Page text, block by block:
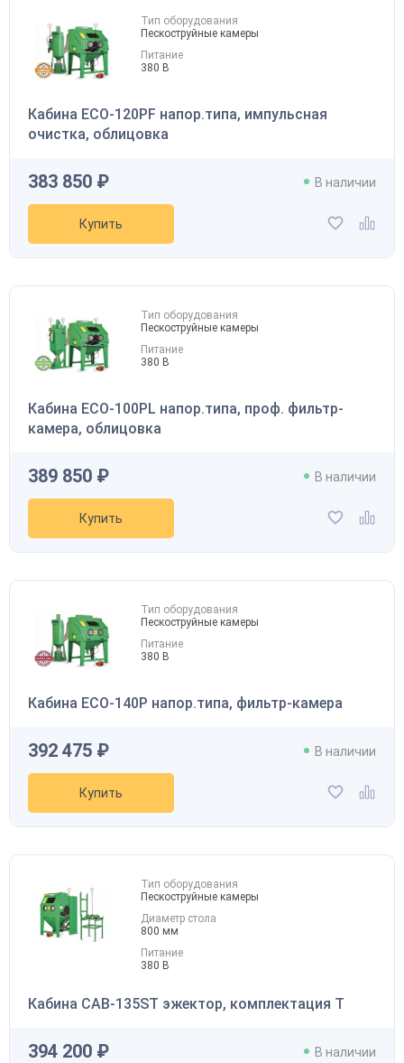
Тип оборудования
Пескоструйные камеры
Питание
380 В
Кабина ECO-120PF напор.типа, импульсная
очистка, облицовка
383 850 ₽ В наличии
Купить
Тип оборудования
Пескоструйные камеры
Питание
380 В
Кабина ECO-100PL напор.типа, проф. фильтр-
камера, облицовка
389 850 ₽ В наличии
Купить
Тип оборудования
Пескоструйные камеры
Питание
380 В
Кабина ECO-140P напор.типа, фильтр-камера
392 475 ₽ В наличии
Купить
Тип оборудования
Пескоструйные камеры
Диаметр стола
800 мм
Питание
380 В
Кабина CAB-135ST эжектор, комплектация T
394 200 ₽ В наличии